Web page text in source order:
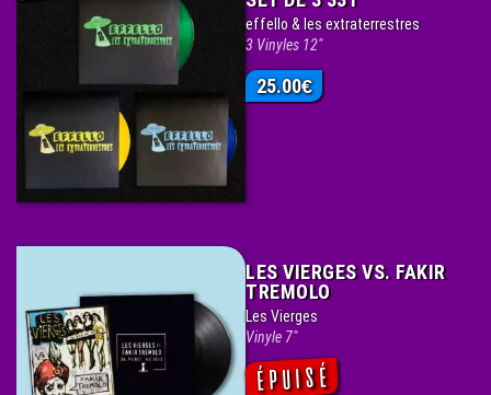
effello & les extraterrestres
3 Vinyles 12"
25.00€
LES VIERGES VS. FAKIR
TREMOLO
Les Vierges
Vinyle 7"